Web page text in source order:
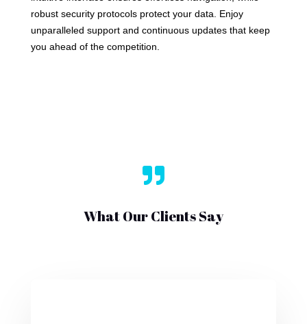
robust security protocols protect your data. Enjoy
unparalleled support and continuous updates that keep
you ahead of the competition.

What Our Clients Say